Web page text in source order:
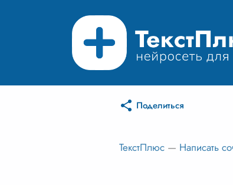
Поделиться
ТекстПлюс — Написать